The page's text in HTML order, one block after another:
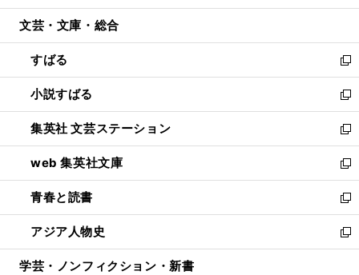
開
ウ
開
く
ン
ウ
で
開
く
ウ
ン
ド
ウ
で
開
く
文芸・文庫・総合
すばる
新
し
い
ウ
ィ
ン
ド
ウ
で
開
く
小説すばる
新
し
い
ウ
ィ
ン
ド
ウ
で
開
集英社 文芸ステーション
新
し
い
ウ
ィ
ン
ド
ウ
web 集英社文庫
新
し
い
ウ
ィ
ン
青春と読書
新
し
い
ウ
アジア人物史
新
し
学芸・ノンフィクション・新書